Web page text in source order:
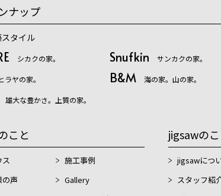
ナップ
タイル
シカクの家。 Snufkin サンカクの家。
ラヤの家。 B&M 海の家。山の家。
雄大な豊かさ。上質の家。
こと
ス
施工事例
の声
Gallery
jigsawの
jigsawにつ
スタッフ紹